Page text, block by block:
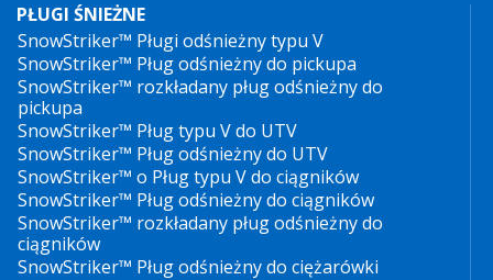
PŁUGI ŚNIEŻNE
SnowStriker™ Pługi odśnieżny typu V
SnowStriker™ Pług odśnieżny do pickupa
SnowStriker™ rozkładany pług odśnieżny do
pickupa
SnowStriker™ Pług typu V do UTV
SnowStriker™ Pług odśnieżny do UTV
SnowStriker™ o Pług typu V do ciągników
SnowStriker™ Pług odśnieżny do ciągników
SnowStriker™ rozkładany pług odśnieżny do
ciągników
SnowStriker™ Pług odśnieżny do ciężarówki